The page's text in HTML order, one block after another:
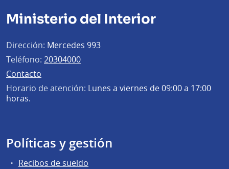
Ministerio del Interior
Dirección: Mercedes 993
Teléfono: 20304000
Contacto
Horario de atención: Lunes a viernes de 09:00 a 17:00
horas.
Políticas y gestión
Recibos de sueldo